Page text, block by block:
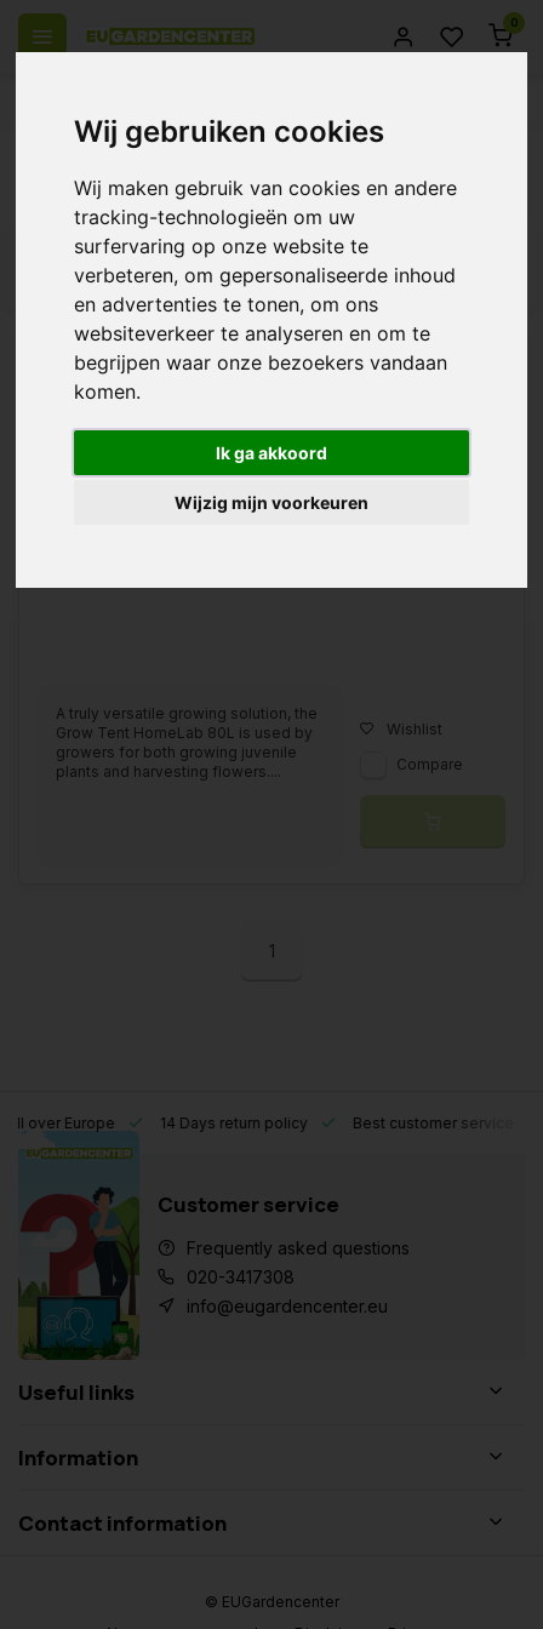
Wij gebruiken cookies
Wij maken gebruik van cookies en andere
tracking-technologieën om uw
surfervaring op onze website te
verbeteren, om gepersonaliseerde inhoud
en advertenties te tonen, om ons
websiteverkeer te analyseren en om te
begrijpen waar onze bezoekers vandaan
komen.
Ik ga akkoord
Wijzig mijn voorkeuren
0
Products tagged with 80cm
€153,95
A truly versatile growing solution, the
Grow Tent HomeLab 80L is used by
growers for both growing juvenile
plants and harvesting flowers....
Wishlist
Compare
1
Europe 14 Days return policy Best customer service
Customer service
Frequently asked questions
020-3417308
info@eugardencenter.eu
Useful links
Information
Contact information
© EUGardencenter